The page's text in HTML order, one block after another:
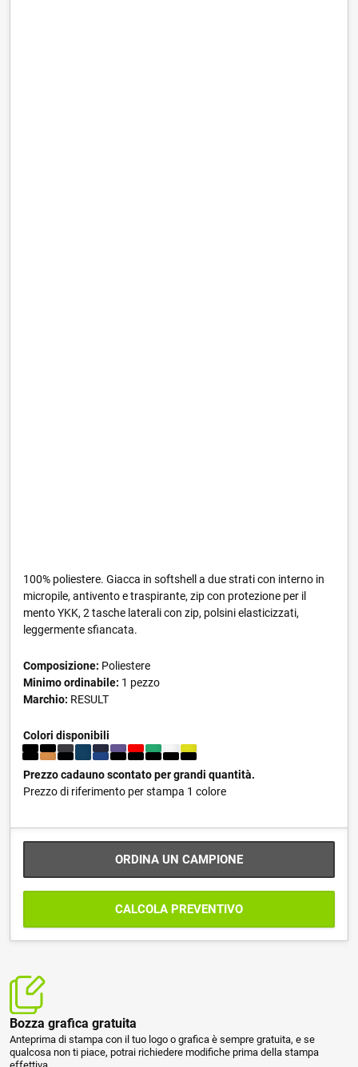
100% poliestere. Giacca in softshell a due strati con interno in
micropile, antivento e traspirante, zip con protezione per il
mento YKK, 2 tasche laterali con zip, polsini elasticizzati,
leggermente sfiancata.
Composizione: Poliestere
Minimo ordinabile: 1 pezzo
Marchio: RESULT
Colori disponibili
Prezzo cadauno scontato per grandi quantità.
Prezzo di riferimento per stampa 1 colore
ORDINA UN CAMPIONE
CALCOLA PREVENTIVO
Bozza grafica gratuita
Anteprima di stampa con il tuo logo o grafica è sempre gratuita, e se
qualcosa non ti piace, potrai richiedere modifiche prima della stampa